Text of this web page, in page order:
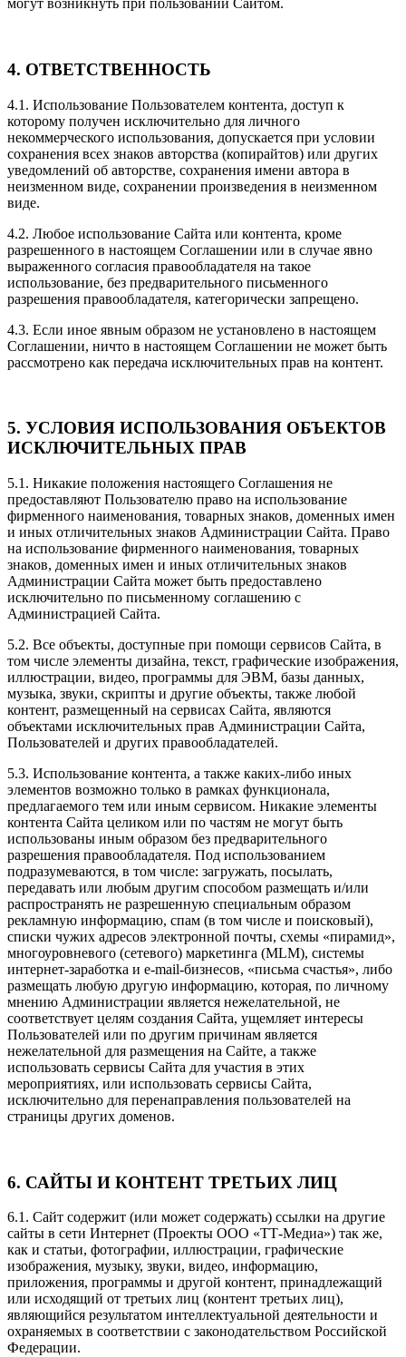
могут возникнуть при пользовании Сайтом.
4. ОТВЕТСТВЕННОСТЬ
4.1. Использование Пользователем контента, доступ к
которому получен исключительно для личного
некоммерческого использования, допускается при условии
сохранения всех знаков авторства (копирайтов) или других
уведомлений об авторстве, сохранения имени автора в
неизменном виде, сохранении произведения в неизменном
виде.
4.2. Любое использование Сайта или контента, кроме
разрешенного в настоящем Соглашении или в случае явно
выраженного согласия правообладателя на такое
использование, без предварительного письменного
разрешения правообладателя, категорически запрещено.
4.3. Если иное явным образом не установлено в настоящем
Соглашении, ничто в настоящем Соглашении не может быть
рассмотрено как передача исключительных прав на контент.
5. УСЛОВИЯ ИСПОЛЬЗОВАНИЯ ОБЪЕКТОВ
ИСКЛЮЧИТЕЛЬНЫХ ПРАВ
5.1. Никакие положения настоящего Соглашения не
предоставляют Пользователю право на использование
фирменного наименования, товарных знаков, доменных имен
и иных отличительных знаков Администрации Сайта. Право
на использование фирменного наименования, товарных
знаков, доменных имен и иных отличительных знаков
Администрации Сайта может быть предоставлено
исключительно по письменному соглашению с
Администрацией Сайта.
5.2. Все объекты, доступные при помощи сервисов Сайта, в
том числе элементы дизайна, текст, графические изображения,
иллюстрации, видео, программы для ЭВМ, базы данных,
музыка, звуки, скрипты и другие объекты, также любой
контент, размещенный на сервисах Сайта, являются
объектами исключительных прав Администрации Сайта,
Пользователей и других правообладателей.
5.3. Использование контента, а также каких-либо иных
элементов возможно только в рамках функционала,
предлагаемого тем или иным сервисом. Никакие элементы
контента Сайта целиком или по частям не могут быть
использованы иным образом без предварительного
разрешения правообладателя. Под использованием
подразумеваются, в том числе: загружать, посылать,
передавать или любым другим способом размещать и/или
распространять не разрешенную специальным образом
рекламную информацию, спам (в том числе и поисковый),
списки чужих адресов электронной почты, схемы «пирамид»,
многоуровневого (сетевого) маркетинга (MLM), системы
интернет-заработка и e-mail-бизнесов, «письма счастья», либо
размещать любую другую информацию, которая, по личному
мнению Администрации является нежелательной, не
соответствует целям создания Сайта, ущемляет интересы
Пользователей или по другим причинам является
нежелательной для размещения на Сайте, а также
использовать сервисы Сайта для участия в этих
мероприятиях, или использовать сервисы Сайта,
исключительно для перенаправления пользователей на
страницы других доменов.
6. САЙТЫ И КОНТЕНТ ТРЕТЬИХ ЛИЦ
6.1. Сайт содержит (или может содержать) ссылки на другие
сайты в сети Интернет (Проекты ООО «ТТ-Медиа») так же,
как и статьи, фотографии, иллюстрации, графические
изображения, музыку, звуки, видео, информацию,
приложения, программы и другой контент, принадлежащий
или исходящий от третьих лиц (контент третьих лиц),
являющийся результатом интеллектуальной деятельности и
охраняемых в соответствии с законодательством Российской
Федерации.